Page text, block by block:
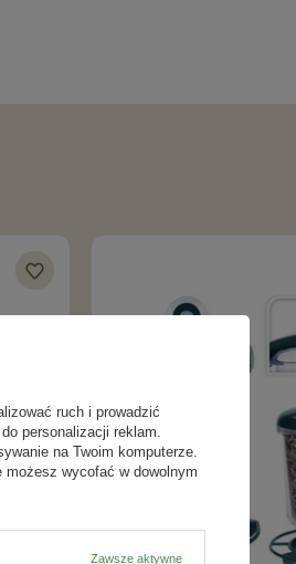
ruch i prowadzić
personalizacji reklam.
na Twoim komputerze.
możesz wycofać w dowolnym
Zawsze aktywne